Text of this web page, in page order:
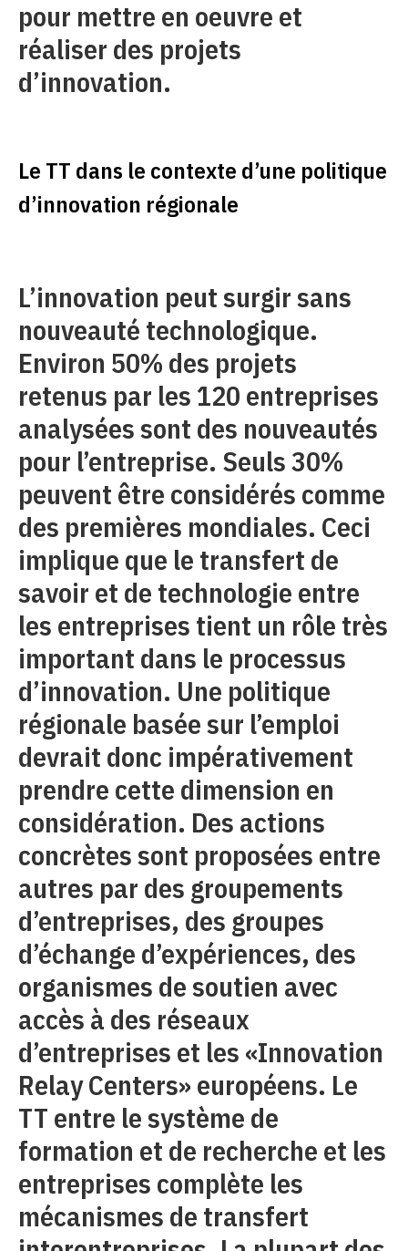
pour mettre en oeuvre et
réaliser des projets
d’innovation.
Le TT dans le contexte d’une politique
d’innovation régionale
L’innovation peut surgir sans
nouveauté technologique.
Environ 50% des projets
retenus par les 120 entreprises
analysées sont des nouveautés
pour l’entreprise. Seuls 30%
peuvent être considérés comme
des premières mondiales. Ceci
implique que le transfert de
savoir et de technologie entre
les entreprises tient un rôle très
important dans le processus
d’innovation. Une politique
régionale basée sur l’emploi
devrait donc impérativement
prendre cette dimension en
considération. Des actions
concrètes sont proposées entre
autres par des groupements
d’entreprises, des groupes
d’échange d’expériences, des
organismes de soutien avec
accès à des réseaux
d’entreprises et les «Innovation
Relay Centers» européens. Le
TT entre le système de
formation et de recherche et les
entreprises complète les
mécanismes de transfert